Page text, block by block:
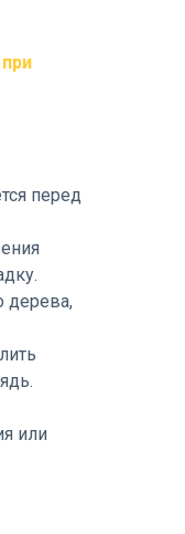
перед
дерева,
или